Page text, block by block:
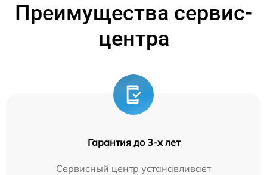
Преимущества сервис-
центра
Гарантия до 3-х лет
Сервисный центр устанавливает